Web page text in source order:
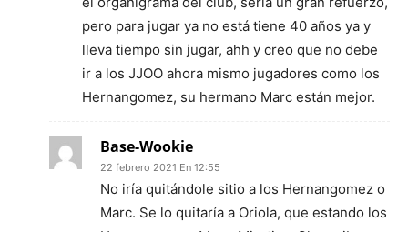
pero para jugar ya no está tiene 40 años ya y
lleva tiempo sin jugar, ahh y creo que no debe
ir a los JJOO ahora mismo jugadores como los
Hernangomez, su hermano Marc están mejor.
Base-Wookie
22 febrero 2021 En 12:55
No iría quitándole sitio a los Hernangomez o
Marc. Se lo quitaría a Oriola, que estando los